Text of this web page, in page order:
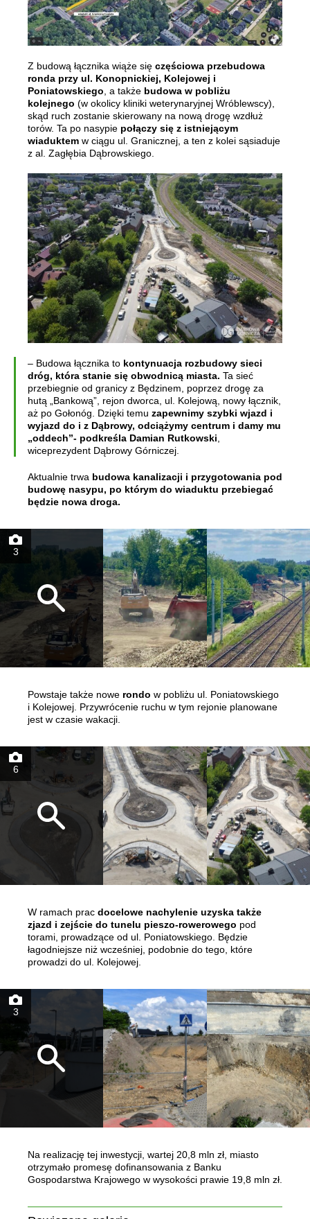
Z budową łącznika wiąże się częściowa przebudowa
ronda przy ul. Konopnickiej, Kolejowej i
Poniatowskiego , a także budowa w pobliżu
kolejnego (w okolicy kliniki weterynaryjnej Wróblewscy),
skąd ruch zostanie skierowany na nową drogę wzdłuż
torów. Ta po nasypie połączy się z istniejącym
wiaduktem w ciągu ul. Granicznej, a ten z kolei sąsiaduje
z al. Zagłębia Dąbrowskiego.
– Budowa łącznika to kontynuacja rozbudowy sieci
dróg, która stanie się obwodnicą miasta. Ta sieć
przebiegnie od granicy z Będzinem, poprzez drogę za
hutą „Bankową”, rejon dworca, ul. Kolejową, nowy łącznik,
aż po Gołonóg. Dzięki temu zapewnimy szybki wjazd i
wyjazd do i z Dąbrowy, odciążymy centrum i damy mu
„oddech”- podkreśla Damian Rutkowski
wiceprezydent Dąbrowy Górniczej.
Aktualnie trwa budowa kanalizacji i przygotowania pod
budowę nasypu, po którym do wiaduktu przebiegać
będzie nowa droga.
3
Powstaje także nowe rondo w pobliżu ul. Poniatowskiego
i Kolejowej. Przywrócenie ruchu w tym rejonie planowane
jest w czasie wakacji.
6
W ramach prac docelowe nachylenie uzyska także
zjazd i zejście do tunelu pieszo-rowerowego pod
torami, prowadzące od ul. Poniatowskiego. Będzie
łagodniejsze niż wcześniej, podobnie do tego, które
prowadzi do ul. Kolejowej.
3
Na realizację tej inwestycji, wartej 20,8 mln zł, miasto
otrzymało promesę dofinansowania z Banku
Gospodarstwa Krajowego w wysokości prawie 19,8 mln zł.